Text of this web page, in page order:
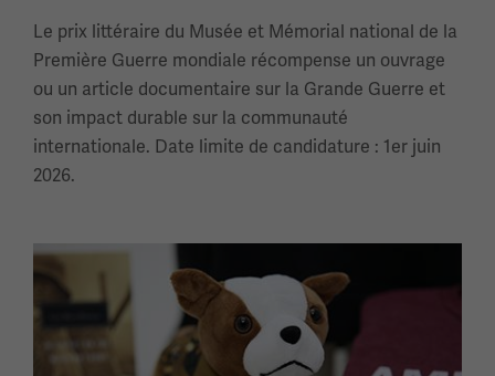
Le prix littéraire du Musée et Mémorial national de la
Première Guerre mondiale récompense un ouvrage
ou un article documentaire sur la Grande Guerre et
son impact durable sur la communauté
internationale. Date limite de candidature : 1er juin
2026.